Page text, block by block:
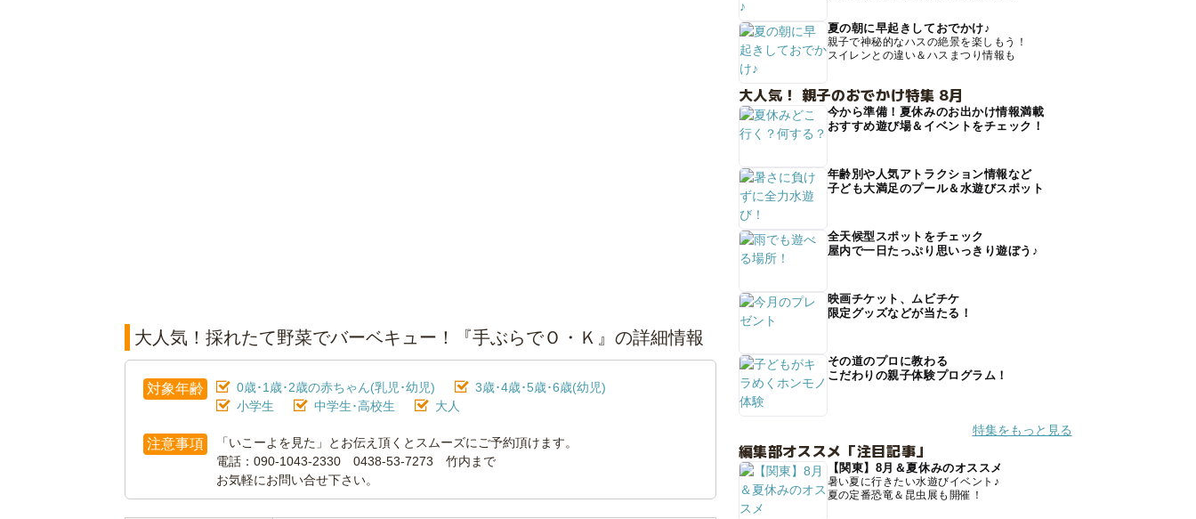
大人気！採れたて野菜でバーベキュー！『手ぶらでＯ・Ｋ』の詳細情報
対象年齢 0歳･1歳･2歳の赤ちゃん(乳児･幼児)
3歳･4歳･5歳･6歳(幼児)
小学生
中学生･高校生 大人
注意事項
「いこーよを見た」とお伝え頂くとスムーズにご予約頂けます。
電話：090-1043-2330 0438-53-7273 竹内まで
お気軽にお問い合せ下さい。
夏の朝に早起きしておでかけ♪
親子で神秘的なハスの絶景を楽しもう！
スイレンとの違い＆ハスまつり情報も
大人気！ 親子のおでかけ特集 8月
今から準備！夏休みのお出かけ情報満載
おすすめ遊び場＆イベントをチェック！
年齢別や人気アトラクション情報など
子ども大満足のプール＆水遊びスポット
全天候型スポットをチェック
屋内で一日たっぷり思いっきり遊ぼう♪
映画チケット、ムビチケ
限定グッズなどが当たる！
その道のプロに教わる
こだわりの親子体験プログラム！
特集をもっと見る
編集部オススメ「注目記事」
【関東】8月＆夏休みのオススメ
暑い夏に行きたい水遊びイベント♪
夏の定番恐竜＆昆虫展も開催！